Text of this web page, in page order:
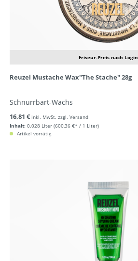
Friseur-Preis nach Login
Reuzel Mustache Wax"The Stache" 28g
Schnurrbart-Wachs
Inhalt: 0.028 Liter (600,36 €* / 1 Liter)
16,81 € inkl. MwSt. zzgl. Versand
Artikel vorrätig